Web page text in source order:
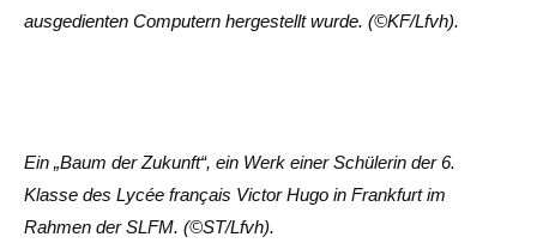
ausgedienten Computern hergestellt wurde. (©KF/Lfvh).
Ein „Baum der Zukunft“, ein Werk einer Schülerin der 6.
Klasse des Lycée français Victor Hugo in Frankfurt im
Rahmen der SLFM. (©ST/Lfvh).